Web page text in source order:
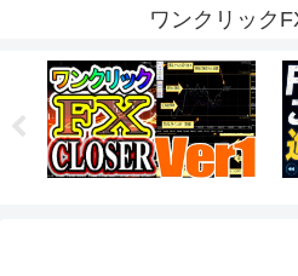
ワンクリック